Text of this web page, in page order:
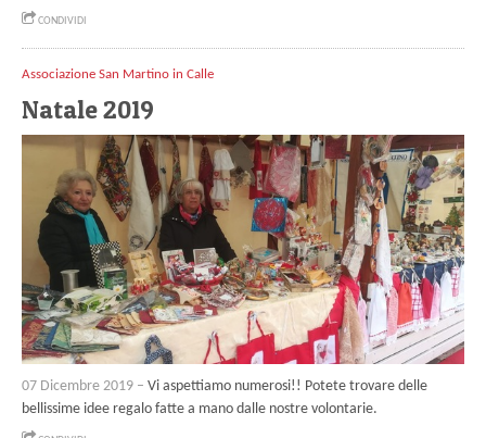
CONDIVIDI
Associazione San Martino in Calle
Natale 2019
07 Dicembre 2019 – Vi aspettiamo numerosi!! Potete trovare delle
bellissime idee regalo fatte a mano dalle nostre volontarie.